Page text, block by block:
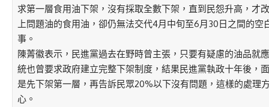
求第一層食用油下架，沒有採取全數下架，直到民怨升高，才
上問題油的食用油，卻仍無法交代4月中旬至6月30日之間的空
事。
陳菁徽表示，民進黨過去在野時曾主張，只要有疑慮的油品就
統也曾要求政府建立完整下架制度，結果民進黨執政十年後，
是先下架第一層，再告訴民眾20%以下沒有問題，這樣的處理
心。